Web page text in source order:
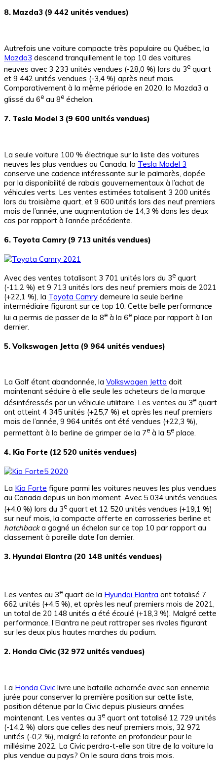
8. Mazda3 (9 442 unités vendues)
Autrefois une voiture compacte très populaire au Québec, la
Mazda3 descend tranquillement le top 10 des voitures
neuves avec 3 233 unités vendues (-28,0 %) lors du 3e quart
et 9 442 unités vendues (-3,4 %) après neuf mois.
Comparativement à la même période en 2020, la Mazda3 a
glissé du 6e au 8e échelon.
7. Tesla Model 3 (9 600 unités vendues)
La seule voiture 100 % électrique sur la liste des voitures
neuves les plus vendues au Canada, la Tesla Model 3
conserve une cadence intéressante sur le palmarès, dopée
par la disponibilité de rabais gouvernementaux à l’achat de
véhicules verts. Les ventes estimées totalisent 3 200 unités
lors du troisième quart, et 9 600 unités lors des neuf premiers
mois de l’année, une augmentation de 14,3 % dans les deux
cas par rapport à l’année précédente.
6. Toyota Camry (9 713 unités vendues)
Avec des ventes totalisant 3 701 unités lors du 3e quart
(-11,2 %) et 9 713 unités lors des neuf premiers mois de 2021
(+22,1 %), la Toyota Camry demeure la seule berline
intermédiaire figurant sur ce top 10. Cette belle performance
lui a permis de passer de la 8e à la 6e place par rapport à l’an
dernier.
5. Volkswagen Jetta (9 964 unités vendues)
La Golf étant abandonnée, la Volkswagen Jetta doit
maintenant séduire à elle seule les acheteurs de la marque
désintéressés par un véhicule utilitaire. Les ventes au 3e quart
ont atteint 4 345 unités (+25,7 %) et après les neuf premiers
mois de l’année, 9 964 unités ont été vendues (+22,3 %),
permettant à la berline de grimper de la 7e à la 5e place.
4. Kia Forte (12 520 unités vendues)
La Kia Forte figure parmi les voitures neuves les plus vendues
au Canada depuis un bon moment. Avec 5 034 unités vendues
(+4,0 %) lors du 3e quart et 12 520 unités vendues (+19,1 %)
sur neuf mois, la compacte offerte en carrosseries berline et
hatchbacka gagné un échelon sur ce top 10 par rapport au
classement à pareille date l’an dernier.
3. Hyundai Elantra (20 148 unités vendues)
Les ventes au 3e quart de la Hyundai Elantra ont totalisé 7
662 unités (+4.5 %), et après les neuf premiers mois de 2021,
un total de 20 148 unités a été écoulé (+18,3 %). Malgré cette
performance, l’Elantra ne peut rattraper ses rivales figurant
sur les deux plus hautes marches du podium.
2. Honda Civic (32 972 unités vendues)
La Honda Civic livre une bataille acharnée avec son ennemie
jurée pour conserver la première position sur cette liste,
position détenue par la Civic depuis plusieurs années
maintenant. Les ventes au 3e quart ont totalisé 12 729 unités
(-14,2 %) alors que celles des neuf premiers mois, 32 972
unités (-0,2 %), malgré la refonte en profondeur pour le
millésime 2022. La Civic perdra-t-elle son titre de la voiture la
plus vendue au pays? On le saura dans trois mois.